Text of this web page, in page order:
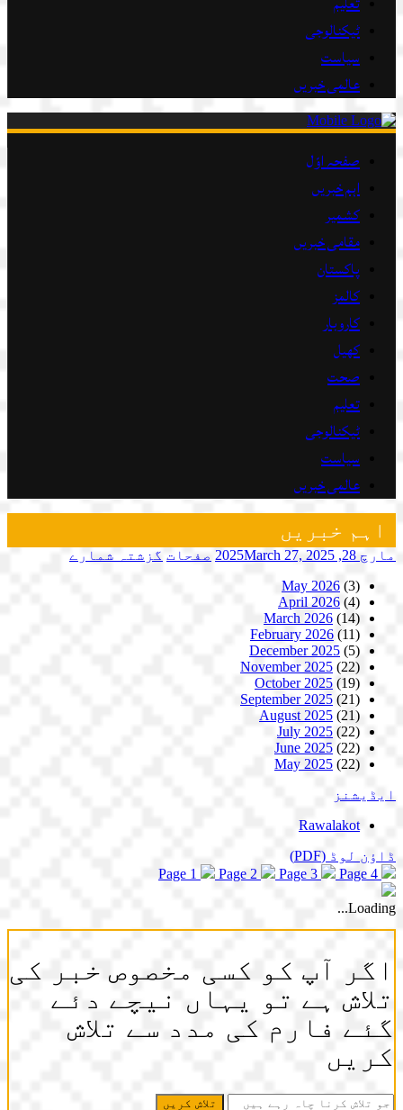
ٹیکنالوجی
سیاست
عالمی خبریں
صفحہ اوّل
اہم خبریں
کشمیر
مقامی خبریں
پاکستان
کالمز
کاروبار
کھیل
صحت
تعلیم
ٹیکنالوجی
سیاست
عالمی خبریں
اہم خبریں
مارچ 28, 2025 March 27, 2025 صفحات گزشتہ شمارے
May 2026 (3)
April 2026 (4)
March 2026 (14)
February 2026 (11)
December 2025 (5)
November 2025 (22)
October 2025 (19)
September 2025 (21)
August 2025 (21)
July 2025 (22)
June 2025 (22)
May 2025 (22)
ایڈیشنز
Rawalakot
ڈاؤن لوڈ (PDF)
Page 1
Page 2 Page 3 Page 4
Loading...
اگر آپ کو کسی مخصوص خبر کی
تلاش ہے تو یہاں نیچے دئے
گئے فارم کی مدد سے تلاش
کریں